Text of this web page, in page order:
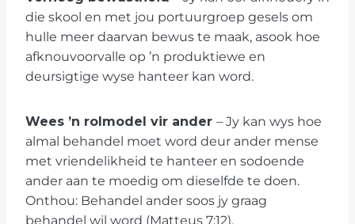
die skool en met jou portuurgroep gesels om
hulle meer daarvan bewus te maak, asook hoe
afknouvoorvalle op ’n produktiewe en
deursigtige wyse hanteer kan word.
Wees ’n rolmodel vir ander – Jy kan wys hoe
almal behandel moet word deur ander mense
met vriendelikheid te hanteer en sodoende
ander aan te moedig om dieselfde te doen.
Onthou: Behandel ander soos jy graag
behandel wil word (Matteus 7:12).